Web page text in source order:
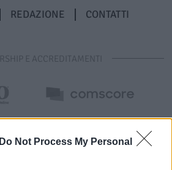
Do Not Process My Personal
REDAZIONE CONTATTI
E ACCREDITAMENTI